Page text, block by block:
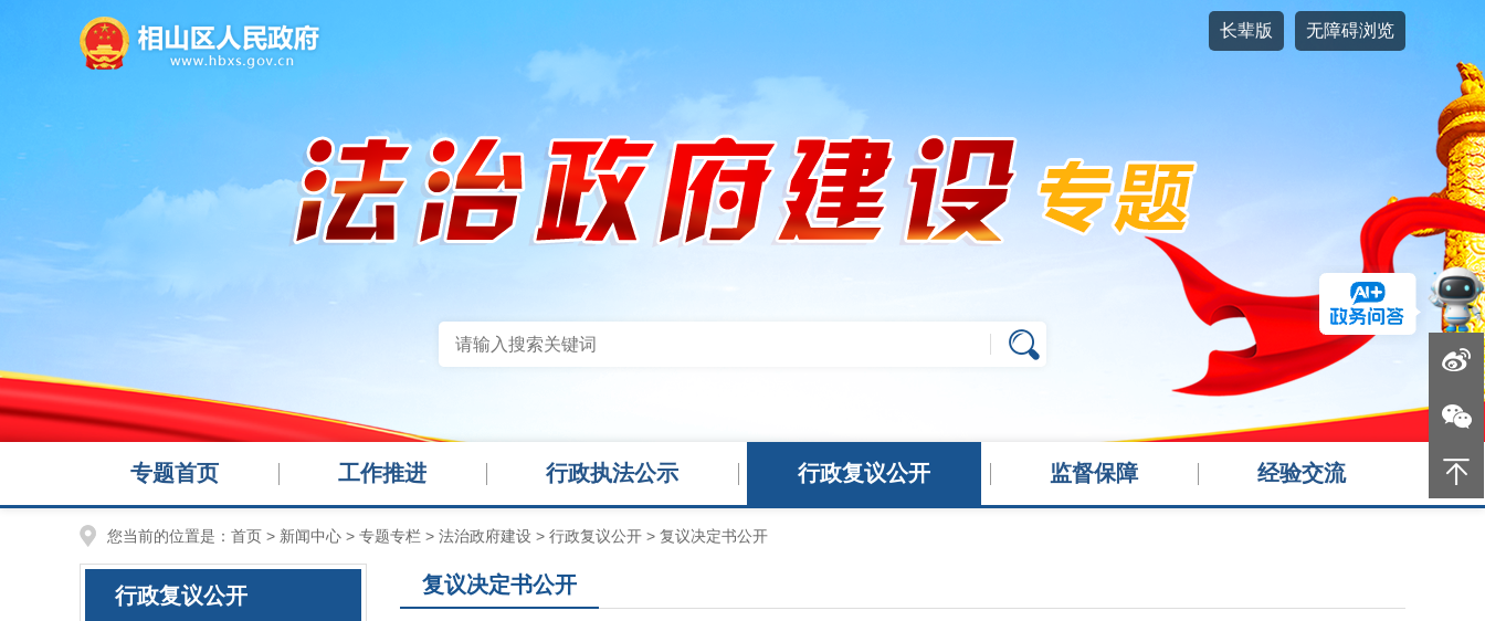
长辈版 无障碍浏览
专题首页 工作推进 行政执法公示 行政复议公开 监督保障 经验交流
您当前的位置是： 首页 > 新闻中心 > 专题专栏 > 法治政府建设 > 行政复议公开 > 复议决定书公开
行政复议公开 复议决定书公开